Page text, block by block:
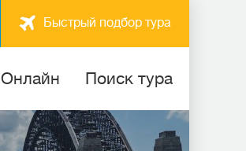
Быстрый подбор тура
Онлайн Поиск тура